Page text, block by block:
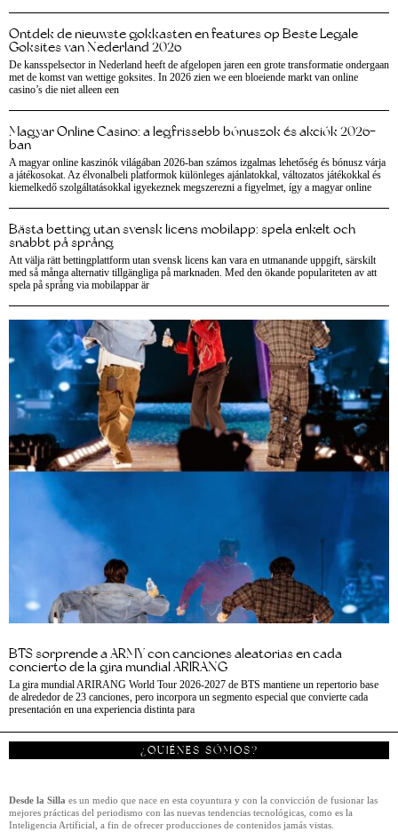
Ontdek de nieuwste gokkasten en features op Beste Legale
Goksites van Nederland 2026
De kansspelsector in Nederland heeft de afgelopen jaren een grote transformatie ondergaan
met de komst van wettige goksites. In 2026 zien we een bloeiende markt van online
casino’s die niet alleen een
Magyar Online Casino: a legfrissebb bónuszok és akciók 2026-
ban
A magyar online kaszinók világában 2026-ban számos izgalmas lehetőség és bónusz várja
a játékosokat. Az élvonalbeli platformok különleges ajánlatokkal, változatos játékokkal és
kiemelkedő szolgáltatásokkal igyekeznek megszerezni a figyelmet, így a magyar online
Bästa betting utan svensk licens mobilapp: spela enkelt och
snabbt på språng
Att välja rätt bettingplattform utan svensk licens kan vara en utmanande uppgift, särskilt
med så många alternativ tillgängliga på marknaden. Med den ökande populariteten av att
spela på språng via mobilappar är
BTS sorprende a ARMY con canciones aleatorias en cada
concierto de la gira mundial ARIRANG
La gira mundial ARIRANG World Tour 2026-2027 de BTS mantiene un repertorio base
de alrededor de 23 canciones, pero incorpora un segmento especial que convierte cada
presentación en una experiencia distinta para
¿QUIÉNES SÓMOS?
Desde la Silla es un medio que nace en esta coyuntura y con la convicción de fusionar las
mejores prácticas del periodismo con las nuevas tendencias tecnológicas, como es la
Inteligencia Artificial, a fin de ofrecer producciones de contenidos jamás vistas.